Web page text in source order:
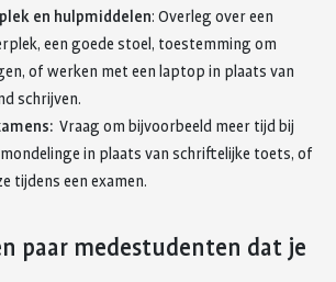
en hulpmiddelen: Overleg over een
een goede stoel, toestemming om
of werken met een laptop in plaats van
schrijven.
Vraag om bijvoorbeeld meer tijd bij
in plaats van schriftelijke toets, of
tijdens een examen.
paar medestudenten dat je